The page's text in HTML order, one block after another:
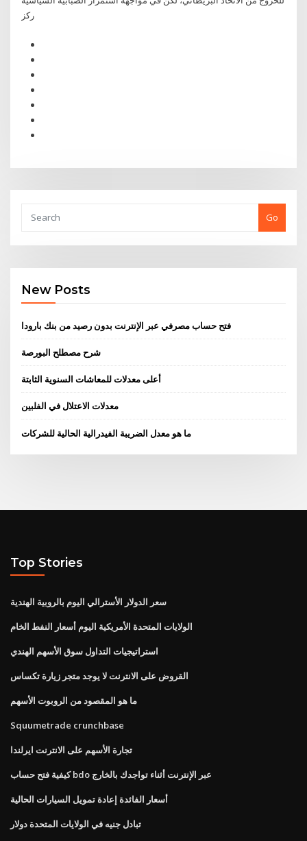
ركز
Go
New Posts
فتح حساب مصرفي عبر الإنترنت بدون رصيد من بنك بارودا
شرح مصطلح البورصة
أعلى معدلات للمعاشات السنوية الثابتة
معدلات الاعتلال في الفلبين
ما هو معدل الضريبة الفيدرالية الحالية للشركات
Top Stories
سعر الدولار الأسترالي اليوم بالروبية الهندية
الولايات المتحدة الأمريكية اليوم أسعار النفط الخام
استراتيجيات التداول سوق الأسهم الهندي
القروض على الانترنت لا يوجد متجر زيارة تكساس
ما هو المقصود من الروبوت الأسهم
Squumetrade crunchbase
تجارة الأسهم على الانترنت ايرلندا
كيفية فتح حساب bdo عبر الإنترنت أثناء تواجدك بالخارج
أسعار الفائدة إعادة تمويل السيارات الحالية
تبادل جنيه في الولايات المتحدة دولار